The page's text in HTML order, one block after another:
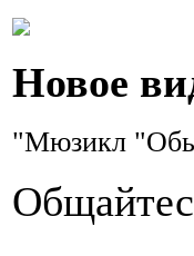
Новое
"Мюзикл